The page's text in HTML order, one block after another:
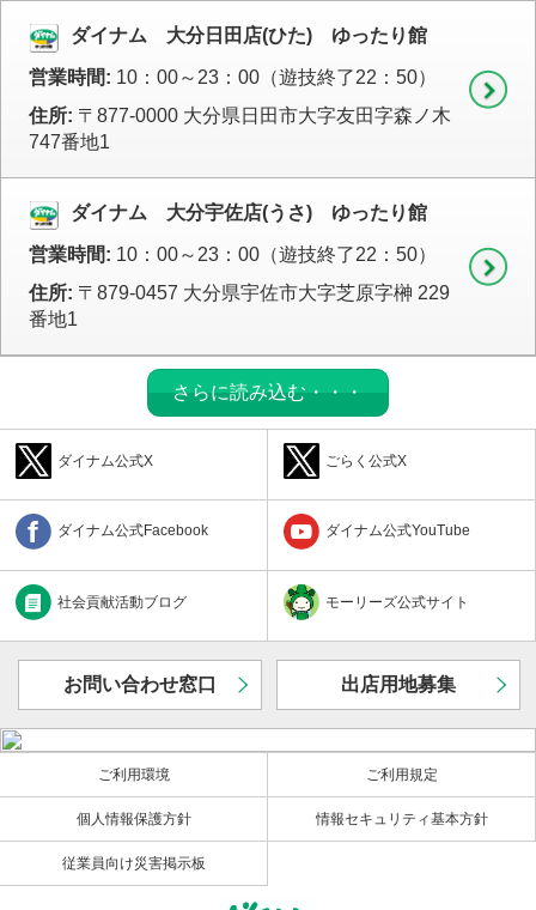
ダイナム 大分日田店(ひた) ゆったり館
営業時間: 10：00～23：00（遊技終了22：50）
住所: 〒877-0000 大分県日田市大字友田字森ノ木
747番地1
ダイナム 大分宇佐店(うさ) ゆったり館
営業時間: 10：00～23：00（遊技終了22：50）
住所: 〒879-0457 大分県宇佐市大字芝原字榊 229
番地1
さらに読み込む・・・
ダイナム公式X ごらく公式X
ダイナム公式Facebook ダイナム公式YouTube
社会貢献活動ブログ モーリーズ公式サイト
お問い合わせ窓口 出店用地募集
ご利用環境 ご利用規定
個人情報保護方針 情報セキュリティ基本方針
従業員向け災害掲示板